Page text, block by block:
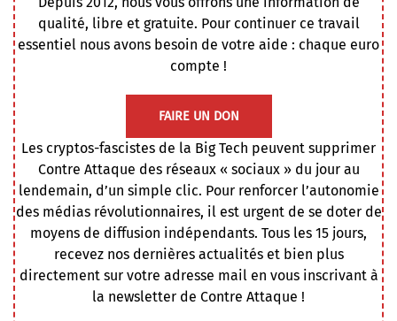
qualité, libre et gratuite. Pour continuer ce travail
essentiel nous avons besoin de votre aide : chaque euro
compte !
FAIRE UN DON
Les cryptos-fascistes de la Big Tech peuvent supprimer
Contre Attaque des réseaux « sociaux » du jour au
lendemain, d’un simple clic. Pour renforcer l’autonomie
des médias révolutionnaires, il est urgent de se doter de
moyens de diffusion indépendants. Tous les 15 jours,
recevez nos dernières actualités et bien plus
directement sur votre adresse mail en vous inscrivant à
la newsletter de Contre Attaque !